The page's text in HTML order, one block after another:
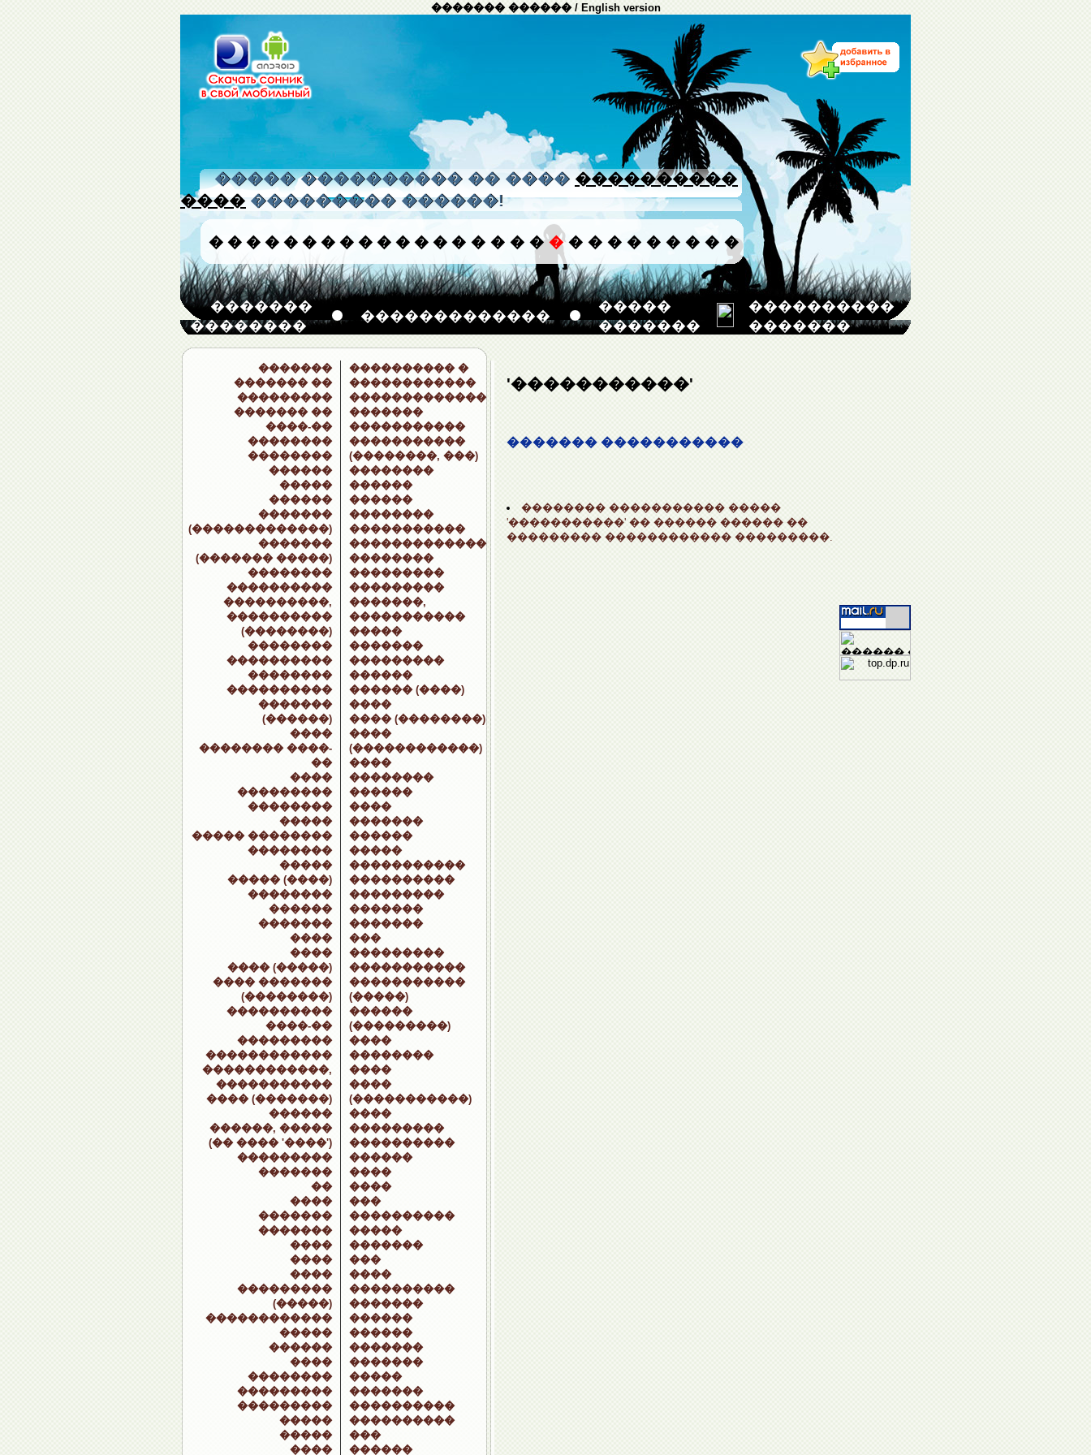
������� ������/ English version
����� ���������� �� ���� ����������
���� ��������� ������!
� � � � � � � � � � � � � � � � � � � � � � � � � � � �
�������
��������
�������������
�����
�������
����������
�������
�������
������� ��
���������
������� ��
����-��
��������
��������
������
�����
������
�������
(�������������)
�������
(������� �����)
��������
����������
����������,
����������
(��������)
��������
����������
��������
����������
�������
(������)
����
�������� ����-
��
����
���������
��������
�����
����� ��������
��������
�����
����� (����)
��������
������
�������
����
����
���� (�����)
���� �������
(��������)
����������
����-��
���������
������������
������������,
�����������
���� (�������)
������
������, �����
(�� ���� '����')
���������
�������
��
����
�������
�������
����
����
����
���������
(�����)
������������
�����
������
����
��������
���������
���������
�����
�����
����
���������� �
������������
�������������
�������
�����������
�����������
(��������, ���)
��������
������
������
��������
�����������
�������������
��������
���������
���������
�������,
�����������
�����
�������
���������
������
������ (����)
����
���� (��������)
����
(������������)
����
��������
������
����
�������
������
�����
�����������
����������
���������
�������
�������
���
���������
�����������
�����������
(�����)
������
(���������)
����
��������
����
����
(�����������)
����
���������
����������
������
����
����
���
����������
�����
�������
���
����
����������
�������
������
������
�������
�������
�����
�������
����������
����������
���
������
'�����������'
������� �����������
�������� ����������� �����
'�����������' �� ������ ������ ��
��������� ������������ ���������.